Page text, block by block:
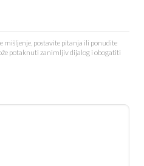
mišljenje, postavite pitanja ili ponudite
potaknuti zanimljiv dijalog i obogatiti